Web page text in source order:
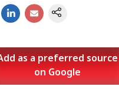
as a preferred source
on Google